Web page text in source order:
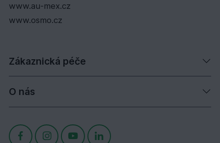
www.au-mex.cz
www.osmo.cz
Zákaznická péče
O nás